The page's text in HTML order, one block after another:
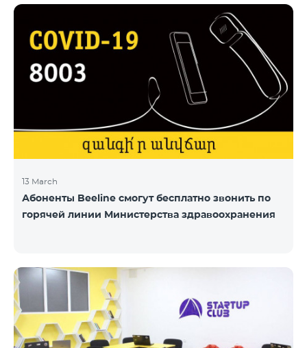
13 March
Абоненты Beeline смогут бесплатно звонить по
горячей линии Министерства здравоохранения